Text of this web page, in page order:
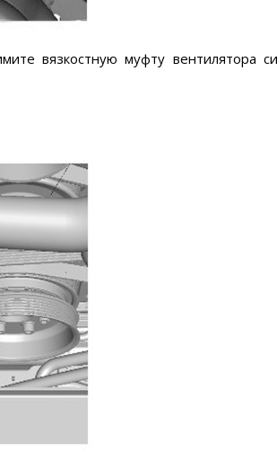
вязкостную муфту вентилятора